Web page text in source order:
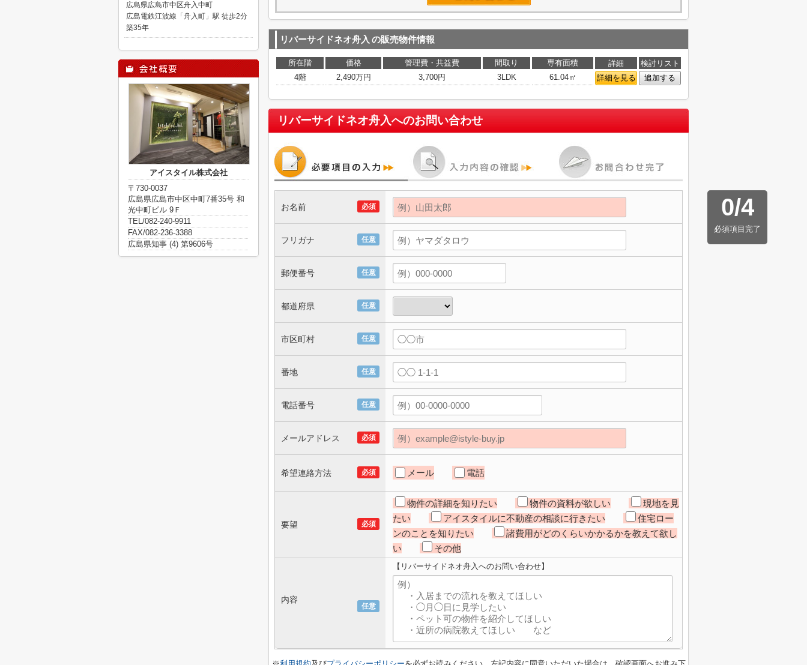
リバーサイドネオ舟入 の販売物件情報
所在階 価格 管理費・共益費 間取り 専有面積 詳細
検討リスト
4階
2,490万円 3,700円 3LDK 61.04㎡ 詳細を見る 追加する
リバーサイドネオ舟入へのお問い合わせ
0/4
必須項目完了
必須
お名前
任意
フリガナ
任意
郵便番号
任意
都道府県
任意
市区町村
任意
番地
任意
電話番号
必須
メールアドレス
必須
希望連絡方法 メール 電話
必須
要望
物件の詳細を知りたい 物件の資料が欲しい
現地を見
たい
アイスタイルに不動産の相談に行きたい
住宅ロー
ンのことを知りたい
諸費用がどのくらいかかるかを教えて欲し
い
その他
任意
内容
【リバーサイドネオ舟入へのお問い合わせ】
広島県広島市中区舟入中町
広島電鉄江波線「舟入町」駅 徒歩2分
築35年
アイスタイル株式会社
〒730-0037
広島県広島市中区中町7番35号 和
光中町ビル 9Ｆ
TEL/082-240-9911
FAX/082-236-3388
広島県知事 (4) 第9606号